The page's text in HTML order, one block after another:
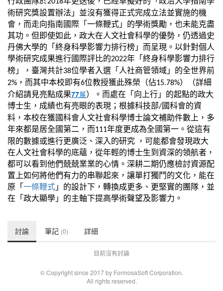
術研究獎設置辦法」並沒有獲得正式完成立法並實施的機
會，而走向指南國際「一條鞭式」的學術獎勵，也未能克盡
其功。但即使如此，政大在人文社會科學的優勢，仍透過史
丹佛大學的「終身科學影響力排行榜」而呈現。以針對個人
學術研究成果進行國際評比的2022年「終身科學影響力排行
榜」，臺灣共計38位學者入選「人社商管領域」的全世界前
2% ，而其中本校即有6位教授獲此殊榮（佔15.78%）
（詳細
介紹請見亮點成果77展）
。而處在「向上行」的起點的政大
博士生，成績也有亮眼的表現；根據科技部/國科會的資
料，本校在獲國科會人文社會科學博士論文補助件數上，多
年來都是居全國第二，而111年度更成為全國第一。從這有
限的數據或進行更廣泛、深入的研究 ，可能都會發現政大
在人文社會科學的底蘊，從年輕的博士生到資深的領航者，
都可以看到他們兢兢業業的心情。深耕二期仍應檢討資源配
置上如何將他們有力的串聯起來，讓單打獨鬥的文化，能在
原「 一條鞭式 」的設計下，轉換成更多、更堅實的團隊，並
在「政大顯學」的主軸下提高學術聲望及影響力。
討論 筆記 (0) 詳細
目前沒有討論
© Copyright since 2017 by FormosaSoft Corporation.
All rights reserved.